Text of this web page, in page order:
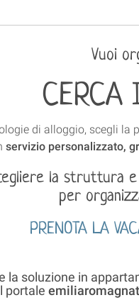
Vuoi
CERCA
di alloggio, scegli
servizio personalizzato,
la struttura e
per
PRENOTA LA
la soluzione in
portale